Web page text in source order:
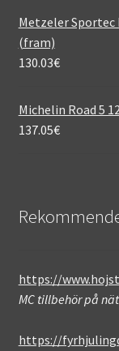
Metzeler Sportec
(fram)
130.03€
Michelin Road 5
137.05€
https://
MC tillbehör på
https://